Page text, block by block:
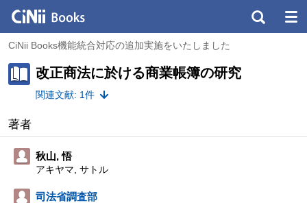
CiNii Books機能統合対応の追加実施をいたしました
改正商法に於ける商業帳簿の研究
関連文献: 1件
著者
秋山, 悟
アキヤマ, サトル
司法省調査部